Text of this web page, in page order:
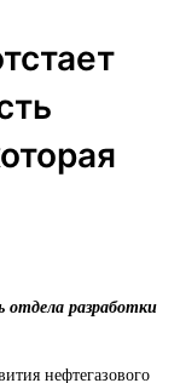
отдела разработки
нефтегазового